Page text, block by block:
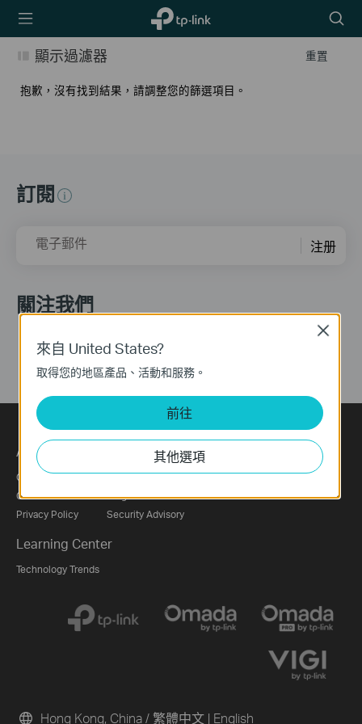
TP-Link,
Reliably
icon
重置
顯示過濾器
抱歉，沒有找到結果，請調整您的篩選項目。
訂閱
電子郵件 注册
關注我們
About
Corporate Profile
Contact Us
Privacy Policy
News
Blog
Security Advisory
Partners
Partner Program
Learning Center
Technology Trends
Hong Kong, China / 繁體中文 | English
來自 United States?
取得您的地區產品、活動和服務。
前往
其他選項
Close